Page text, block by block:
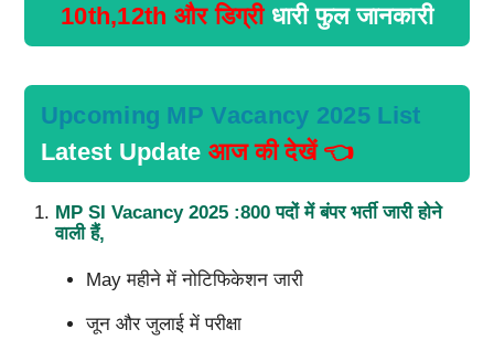
10th,12th और डिग्रीधारी फुल जानकारी
Upcoming MP Vacancy 2025 List
Latest Update आज की देखें 👈
MP SI Vacancy 2025 :800 पदों में बंपर भर्ती जारी होने
वाली हैं,
May महीने में नोटिफिकेशन जारी
जून और जुलाई में परीक्षा